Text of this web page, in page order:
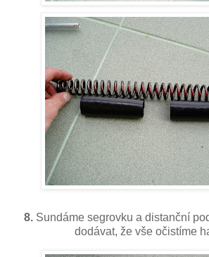
8.Sundáme segrovku a distanční
dodávat, že vše očistíme